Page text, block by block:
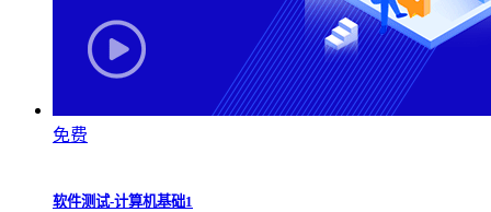
免费
软件测试-计算机基础1